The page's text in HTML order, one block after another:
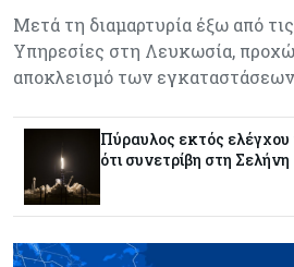
off, όπως το 1987
Τουρισμός
Εκτός των «καυτών
η Κύπρος, λέει το ΤΠΑ
ξενοδοχεία – Τι λένε
Μετά τη διαμαρτυρία έξω από
Υπηρεσίες στη Λευκωσία,
αποκλεισμό των
Πύραυλος εκτός ελέγχου
ότι συνετρίβη στη Σελήνη